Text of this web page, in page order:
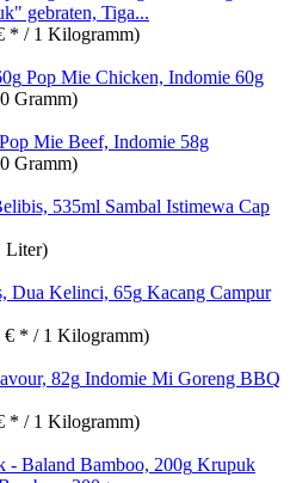
gebraten, Tiga...
* / 1 Kilogramm)
Pop Mie Chicken, Indomie 60g
Gramm)
Pop Mie Beef, Indomie 58g
Gramm)
Sambal Istimewa Cap
Liter)
Kacang Campur
€ * / 1 Kilogramm)
Indomie Mi Goreng BBQ
* / 1 Kilogramm)
Krupuk